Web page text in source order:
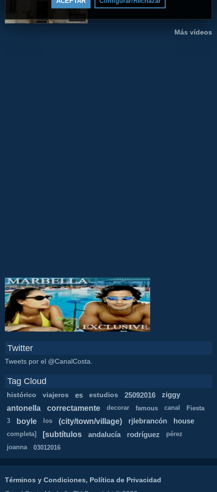
Más vídeos
Twitter
Tweets por el @CanalCosta.
Tag Cloud
histórico viajeros es estudios 25092016 ziggy
antonella correctamente decorar famous canal Fiesta
3 boyle los (city/town/village) rjlebrancón house
completa] [subtítulos andalucía rodríguez
pérez
joanna
03012016
Términos y Condiciones, Política de Privacidad